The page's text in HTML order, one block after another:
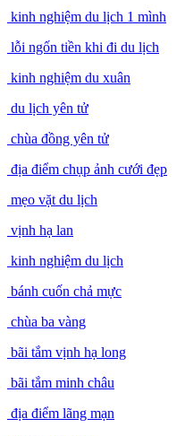
kinh nghiệm du lịch 1 mình
lỗi ngốn tiền khi đi du lịch
kinh nghiệm du xuân
du lịch yên tử
chùa đồng yên tử
địa điểm chụp ảnh cưới đẹp
mẹo vặt du lịch
vịnh hạ lan
kinh nghiệm du lịch
bánh cuốn chả mực
chùa ba vàng
bãi tắm vịnh hạ long
bãi tắm minh châu
địa điểm lãng mạn